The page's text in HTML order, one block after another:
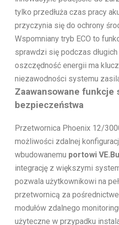
tylko przedłuża czas pracy
przyczynia się do ochrony
Wspomniany tryb ECO to
sprawdzi się podczas
oszczędność energii ma
niezawodności systemu
Zaawansowane funkcje
bezpieczeństwa
Przetwornica Phoenix 12/
możliwości zdalnej
wbudowanemu portowi
integrację z większymi
pozwala użytkownikowi na
przetwornicą za
modułów zdalnego
użyteczne w przypadku